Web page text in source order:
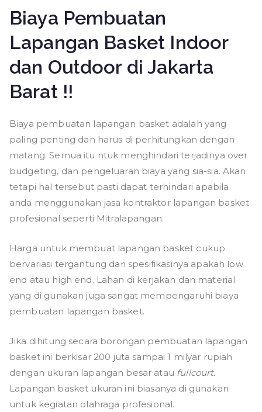
Biaya Pembuatan
Lapangan Basket Indoor
dan Outdoor di Jakarta
Barat !!
Biaya pembuatan lapangan basket adalah yang
paling penting dan harus di perhitungkan dengan
matang. Semua itu ntuk menghindari terjadinya over
budgeting, dan pengeluaran biaya yang sia-sia. Akan
tetapi hal tersebut pasti dapat terhindari apabila
anda menggunakan jasa kontraktor lapangan basket
profesional seperti Mitralapangan.
Harga untuk membuat lapangan basket cukup
bervariasi tergantung dari spesifikasinya apakah low
end atau high end. Lahan di kerjakan dan material
yang di gunakan juga sangat mempengaruhi biaya
pembuatan lapangan basket.
Jika dihitung secara borongan pembuatan lapangan
basket ini berkisar 200 juta sampai 1 milyar rupiah
dengan ukuran lapangan besar atau fullcourt.
Lapangan basket ukuran ini biasanya di gunakan
untuk kegiatan olahraga profesional.